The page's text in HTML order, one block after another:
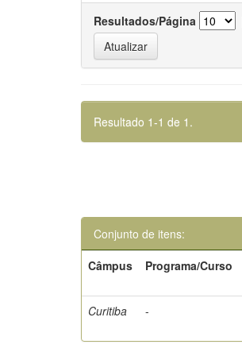
Resultados/Página
Resultado 1-1 de 1.
Conjunto de itens:
Câmpus
Programa/Curso
Curitiba -